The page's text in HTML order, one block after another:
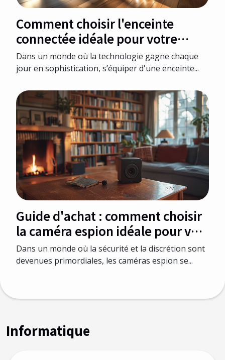
Comment choisir l'enceinte
connectée idéale pour votre
domicile
Dans un monde où la technologie gagne chaque
jour en sophistication, s’équiper d'une enceinte...
Guide d'achat : comment choisir
la caméra espion idéale pour vos
besoins
Dans un monde où la sécurité et la discrétion sont
devenues primordiales, les caméras espion se...
Informatique